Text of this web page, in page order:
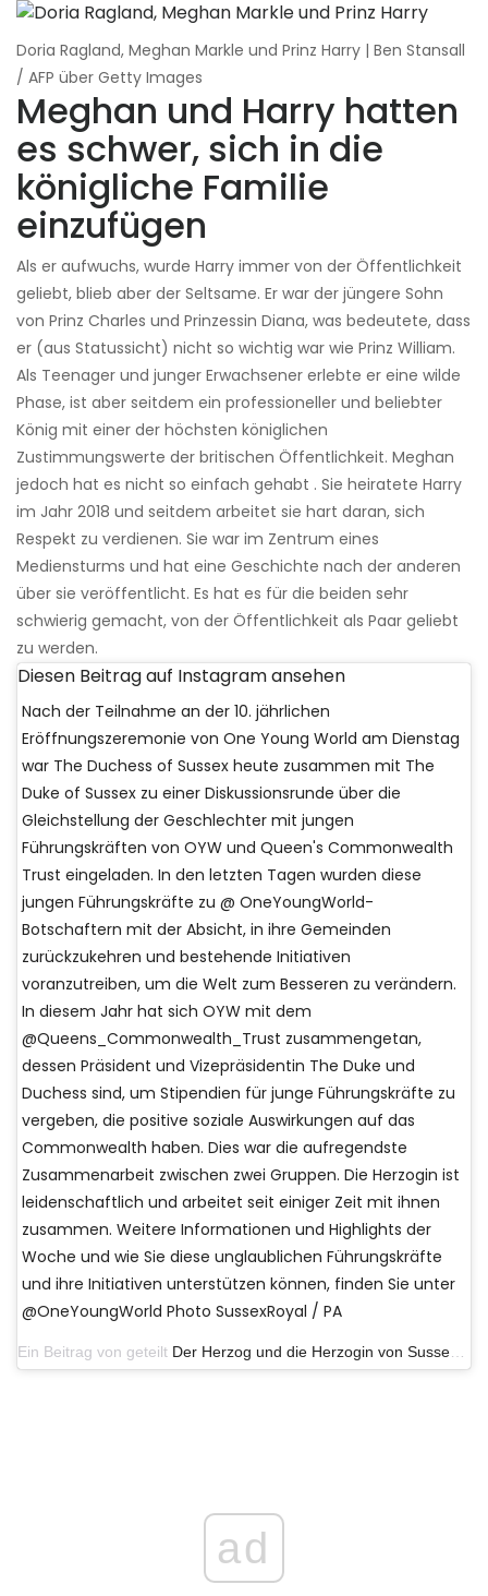
Doria Ragland, Meghan Markle und Prinz Harry | Ben Stansall
/ AFP über Getty Images
Meghan und Harry hatten
es schwer, sich in die
königliche Familie
einzufügen
Als er aufwuchs, wurde Harry immer von der Öffentlichkeit
geliebt, blieb aber der Seltsame. Er war der jüngere Sohn
von Prinz Charles und Prinzessin Diana, was bedeutete, dass
er (aus Statussicht) nicht so wichtig war wie Prinz William.
Als Teenager und junger Erwachsener erlebte er eine wilde
Phase, ist aber seitdem ein professioneller und beliebter
König mit einer der höchsten königlichen
Zustimmungswerte der britischen Öffentlichkeit. Meghan
jedoch hat es nicht so einfach gehabt . Sie heiratete Harry
im Jahr 2018 und seitdem arbeitet sie hart daran, sich
Respekt zu verdienen. Sie war im Zentrum eines
Mediensturms und hat eine Geschichte nach der anderen
über sie veröffentlicht. Es hat es für die beiden sehr
schwierig gemacht, von der Öffentlichkeit als Paar geliebt
zu werden.
Diesen Beitrag auf Instagram ansehen
Nach der Teilnahme an der 10. jährlichen
Eröffnungszeremonie von One Young World am Dienstag
war The Duchess of Sussex heute zusammen mit The
Duke of Sussex zu einer Diskussionsrunde über die
Gleichstellung der Geschlechter mit jungen
Führungskräften von OYW und Queen's Commonwealth
Trust eingeladen. In den letzten Tagen wurden diese
jungen Führungskräfte zu @ OneYoungWorld-
Botschaftern mit der Absicht, in ihre Gemeinden
zurückzukehren und bestehende Initiativen
voranzutreiben, um die Welt zum Besseren zu verändern.
In diesem Jahr hat sich OYW mit dem
@Queens_Commonwealth_Trust zusammengetan,
dessen Präsident und Vizepräsidentin The Duke und
Duchess sind, um Stipendien für junge Führungskräfte zu
vergeben, die positive soziale Auswirkungen auf das
Commonwealth haben. Dies war die aufregendste
Zusammenarbeit zwischen zwei Gruppen. Die Herzogin ist
leidenschaftlich und arbeitet seit einiger Zeit mit ihnen
zusammen. Weitere Informationen und Highlights der
Woche und wie Sie diese unglaublichen Führungskräfte
und ihre Initiativen unterstützen können, finden Sie unter
@OneYoungWorld Photo SussexRoyal / PA
Ein Beitrag von geteilt Der Herzog und die Herzogin von Sussex
ad